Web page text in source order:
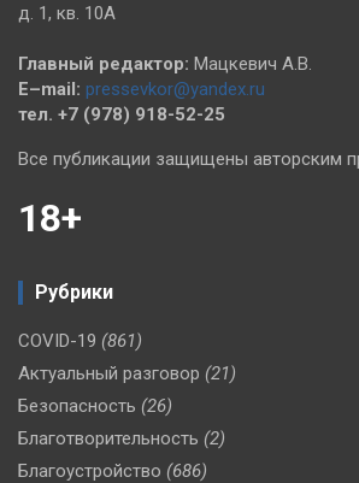
д. 1, кв. 10А
Главный редактор: Мацкевич А.В.
E–mail: pressevkor@yandex.ru
тел. +7 (978) 918-52-25
Все публикации защищены авторским
18+
Рубрики
COVID-19 (861)
Актуальный разговор (21)
Безопасность (26)
Благотворительность (2)
Благоустройство (686)